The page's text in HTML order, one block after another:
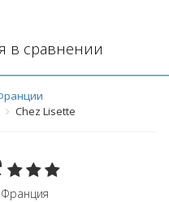
в сравнении
Chez Lisette
Франция